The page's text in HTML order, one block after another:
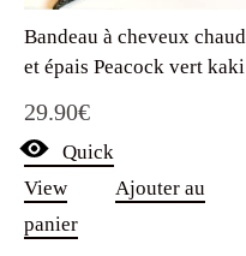
Bandeau à cheveux chaud
et épais Peacock vert kaki
29.90€
Quick
View
Ajouter au
panier